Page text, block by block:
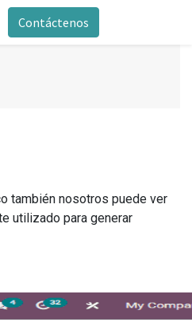
Contáctenos
también nosotros puede ver
utilizado para generar